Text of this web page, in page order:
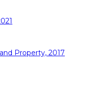
Property, 2017